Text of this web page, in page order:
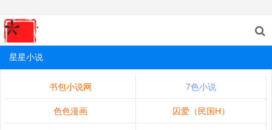
星星小说
书包小说网 7色小说
色色漫画 囚爱（民国H）